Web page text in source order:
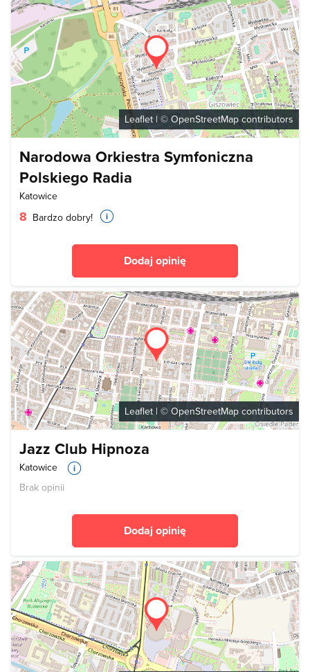
Leaflet | © OpenStreetMap contributors
Narodowa Orkiestra Symfoniczna
Polskiego Radia
Katowice
8 Bardzo dobry!
Dodaj opinię
Leaflet | © OpenStreetMap contributors
Jazz Club Hipnoza
Katowice
Brak opinii
Dodaj opinię